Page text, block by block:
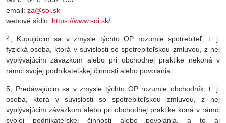
email: za@soi.sk
webové sídlo: https://www.soi.sk/
4, Kupujúcim sa v zmysle týchto OP rozumie spotrebiteľ, t. j.
fyzická osoba, ktorá v súvislosti so spotrebiteľskou zmluvou, z nej
vyplývajúcim záväzkom alebo pri obchodnej praktike nekoná v
rámci svojej podnikateľskej činnosti alebo povolania.
5, Predávajúcim sa v zmysle týchto OP rozumie obchodník, t. j.
osoba, ktorá v súvislosti so spotrebiteľskou zmluvou, z nej
vyplývajúcim záväzkom alebo pri obchodnej praktike koná v rámci
svojej podnikateľskej činnosti alebo povolania, a to aj